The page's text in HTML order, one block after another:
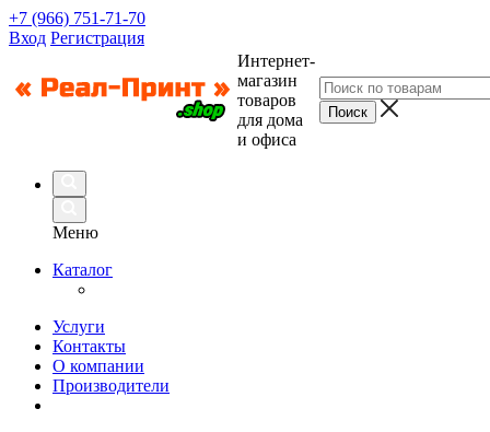
+7 (966) 751-71-70
Вход Регистрация
Интернет-
магазин
товаров
для дома
и офиса
Меню
Каталог
Услуги
Контакты
О компании
Производители